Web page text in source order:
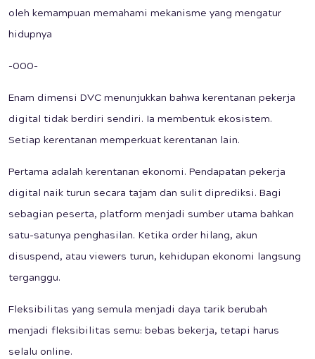
oleh kemampuan memahami mekanisme yang mengatur
hidupnya
-000-
Enam dimensi DVC menunjukkan bahwa kerentanan pekerja
digital tidak berdiri sendiri. Ia membentuk ekosistem.
Setiap kerentanan memperkuat kerentanan lain.
Pertama adalah kerentanan ekonomi. Pendapatan pekerja
digital naik turun secara tajam dan sulit diprediksi. Bagi
sebagian peserta, platform menjadi sumber utama bahkan
satu-satunya penghasilan. Ketika order hilang, akun
disuspend, atau viewers turun, kehidupan ekonomi langsung
terganggu.
Fleksibilitas yang semula menjadi daya tarik berubah
menjadi fleksibilitas semu: bebas bekerja, tetapi harus
selalu online.